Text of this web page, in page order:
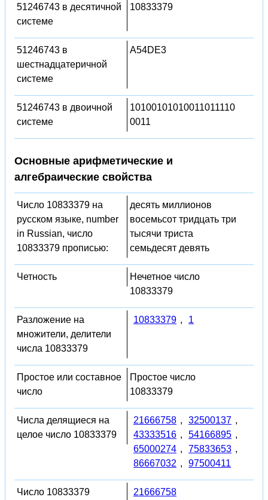
51246743 в десятичной
системе
10833379
51246743 в
шестнадцатеричной
системе
A54DE3
51246743 в двоичной
системе
10100101010011011110
0011
Основные арифметические и
алгебраические свойства
Число 10833379 на
русском языке, number
in Russian, число
10833379 прописью:
десять миллионов
восемьсот тридцать три
тысячи триста
семьдесят девять
Четность
Нечетное число
10833379
Разложение на
множители, делители
числа 10833379
10833379 , 1
Простое или составное
число
Простое число
10833379
Числа делящиеся на
целое число 10833379
21666758 , 32500137 ,
43333516 , 54166895 ,
65000274 , 75833653 ,
86667032 , 97500411
Число 10833379
21666758